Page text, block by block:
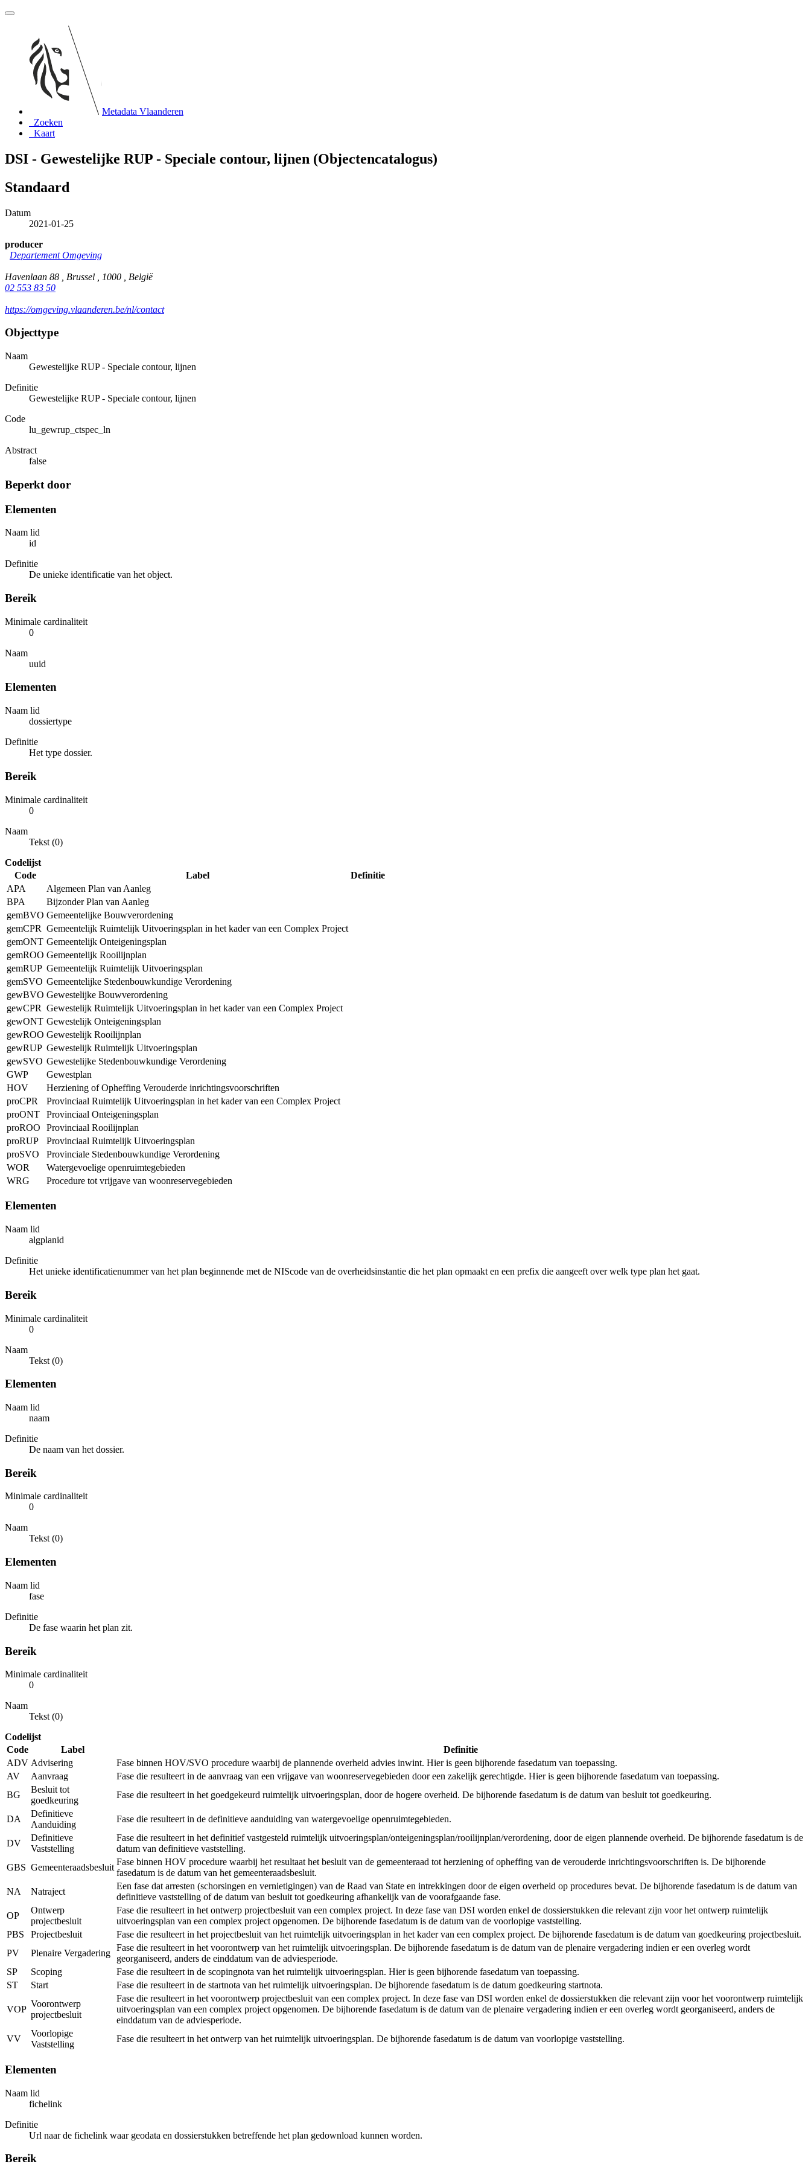
Metadata Vlaanderen
Zoeken
Kaart
DSI - Gewestelijke RUP - Speciale contour, lijnen (Objectencatalogus)
Standaard
Datum
2021-01-25
producer
Departement Omgeving
Havenlaan 88 , Brussel , 1000 , België
02 553 83 50
https://omgeving.vlaanderen.be/nl/contact
Objecttype
Naam
Gewestelijke RUP - Speciale contour, lijnen
Definitie
Gewestelijke RUP - Speciale contour, lijnen
Code
lu_gewrup_ctspec_ln
Abstract
false
Beperkt door
Elementen
Naam lid
id
Definitie
De unieke identificatie van het object.
Bereik
Minimale cardinaliteit
0
Naam
uuid
Elementen
Naam lid
dossiertype
Definitie
Het type dossier.
Bereik
Minimale cardinaliteit
0
Naam
Tekst (0)
Codelijst
Code
Label
Definitie
APA
Algemeen Plan van Aanleg
BPA
Bijzonder Plan van Aanleg
gemBVO Gemeentelijke Bouwverordening
gemCPR Gemeentelijk Ruimtelijk Uitvoeringsplan in het kader van een Complex Project
gemONT Gemeentelijk Onteigeningsplan
gemROO Gemeentelijk Rooilijnplan
gemRUP Gemeentelijk Ruimtelijk Uitvoeringsplan
gemSVO Gemeentelijke Stedenbouwkundige Verordening
gewBVO Gewestelijke Bouwverordening
gewCPR Gewestelijk Ruimtelijk Uitvoeringsplan in het kader van een Complex Project
gewONT Gewestelijk Onteigeningsplan
gewROO Gewestelijk Rooilijnplan
gewRUP Gewestelijk Ruimtelijk Uitvoeringsplan
gewSVO Gewestelijke Stedenbouwkundige Verordening
GWP
Gewestplan
HOV
Herziening of Opheffing Verouderde inrichtingsvoorschriften
proCPR
Provinciaal Ruimtelijk Uitvoeringsplan in het kader van een Complex Project
proONT
Provinciaal Onteigeningsplan
proROO
Provinciaal Rooilijnplan
proRUP
Provinciaal Ruimtelijk Uitvoeringsplan
proSVO
Provinciale Stedenbouwkundige Verordening
WOR
Watergevoelige openruimtegebieden
WRG
Procedure tot vrijgave van woonreservegebieden
Elementen
Naam lid
algplanid
Definitie
Het unieke identificatienummer van het plan beginnende met de NIScode van de overheidsinstantie die het plan opmaakt en een prefix die aangeeft over welk type plan het gaat.
Bereik
Minimale cardinaliteit
0
Naam
Tekst (0)
Elementen
Naam lid
naam
Definitie
De naam van het dossier.
Bereik
Minimale cardinaliteit
0
Naam
Tekst (0)
Elementen
Naam lid
fase
Definitie
De fase waarin het plan zit.
Bereik
Minimale cardinaliteit
0
Naam
Tekst (0)
Codelijst
Code
Label
Definitie
ADV Advisering
Fase binnen HOV/SVO procedure waarbij de plannende overheid advies inwint. Hier is geen bijhorende fasedatum van toepassing.
AV
Aanvraag
Fase die resulteert in de aanvraag van een vrijgave van woonreservegebieden door een zakelijk gerechtigde. Hier is geen bijhorende fasedatum van toepassing.
BG
Besluit tot
goedkeuring
Fase die resulteert in het goedgekeurd ruimtelijk uitvoeringsplan, door de hogere overheid. De bijhorende fasedatum is de datum van besluit tot goedkeuring.
DA
Definitieve
Aanduiding
Fase die resulteert in de definitieve aanduiding van watergevoelige openruimtegebieden.
DV
Definitieve
Vaststelling
Fase die resulteert in het definitief vastgesteld ruimtelijk uitvoeringsplan/onteigeningsplan/rooilijnplan/verordening, door de eigen plannende overheid. De bijhorende fasedatum is de
datum van definitieve vaststelling.
GBS Gemeenteraadsbesluit
Fase binnen HOV procedure waarbij het resultaat het besluit van de gemeenteraad tot herziening of opheffing van de verouderde inrichtingsvoorschriften is. De bijhorende
fasedatum is de datum van het gemeenteraadsbesluit.
NA
Natraject
Een fase dat arresten (schorsingen en vernietigingen) van de Raad van State en intrekkingen door de eigen overheid op procedures bevat. De bijhorende fasedatum is de datum van
definitieve vaststelling of de datum van besluit tot goedkeuring afhankelijk van de voorafgaande fase.
OP
Ontwerp
projectbesluit
Fase die resulteert in het ontwerp projectbesluit van een complex project. In deze fase van DSI worden enkel de dossierstukken die relevant zijn voor het ontwerp ruimtelijk
uitvoeringsplan van een complex project opgenomen. De bijhorende fasedatum is de datum van de voorlopige vaststelling.
PBS
Projectbesluit
Fase die resulteert in het projectbesluit van het ruimtelijk uitvoeringsplan in het kader van een complex project. De bijhorende fasedatum is de datum van goedkeuring projectbesluit.
PV
Plenaire Vergadering
Fase die resulteert in het voorontwerp van het ruimtelijk uitvoeringsplan. De bijhorende fasedatum is de datum van de plenaire vergadering indien er een overleg wordt
georganiseerd, anders de einddatum van de adviesperiode.
SP
Scoping
Fase die resulteert in de scopingnota van het ruimtelijk uitvoeringsplan. Hier is geen bijhorende fasedatum van toepassing.
ST
Start Fase die resulteert in de startnota van het ruimtelijk uitvoeringsplan. De bijhorende fasedatum is de datum goedkeuring startnota.
VOP
Voorontwerp
projectbesluit
Fase die resulteert in het voorontwerp projectbesluit van een complex project. In deze fase van DSI worden enkel de dossierstukken die relevant zijn voor het voorontwerp ruimtelijk
uitvoeringsplan van een complex project opgenomen. De bijhorende fasedatum is de datum van de plenaire vergadering indien er een overleg wordt georganiseerd, anders de
einddatum van de adviesperiode.
VV
Voorlopige
Vaststelling
Fase die resulteert in het ontwerp van het ruimtelijk uitvoeringsplan. De bijhorende fasedatum is de datum van voorlopige vaststelling.
Elementen
Naam lid
fichelink
Definitie
Url naar de fichelink waar geodata en dossierstukken betreffende het plan gedownload kunnen worden.
Bereik